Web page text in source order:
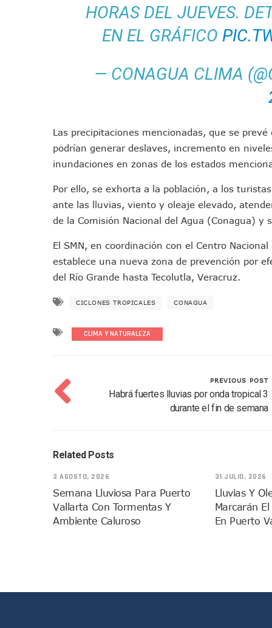
Poderoso Terremoto
Munguía Es El Sexto Mejor
ATM Incorpora 20 Nuevos
Avenida Federación En
Caída De “El Mencho”
Morenistas Imparten Taller
CEDHJ Señala Violaciones
Ayutla Bajo Investigación
Lluvias E Inundaciones No
Bruno Blancas Reúne A
Entregan Aparato Auditivo
Juan Carlos Castro Realiza
Huracán En Formación
Viajar A Puerto Vallarta
Yussara Canales Pide
Adultos Mayores De Ixtapa
Dr. Álvarez Zayas Dirige
Por Desaparición Forzada,
HORAS DEL JUEVES.
EN EL GRÁFICO
— CONAGUA CLIMA
Las precipitaciones mencionadas, que se
podrían generar deslaves, incremento en
inundaciones en zonas de los estados
Por ello, se exhorta a la población, a los
ante las lluvias, viento y oleaje elevado,
de la Comisión Nacional del Agua (Conagua) y
El SMN, en coordinación con el Centro
establece una nueva zona de prevención por
del Río Grande hasta Tecolutla, Veracruz.
CICLONES TROPICALES CONAGUA
CLIMA Y NATURALEZA
PREVIOUS POST
Habrá fuertes lluvias por onda tropical 3
durante el fin de semana
Related Posts
3 AGOSTO, 2026
Semana Lluviosa Para Puerto
Vallarta Con Tormentas Y
Ambiente Caluroso
31 JULIO, 2026
Lluvias Y
Marcarán
En Puerto